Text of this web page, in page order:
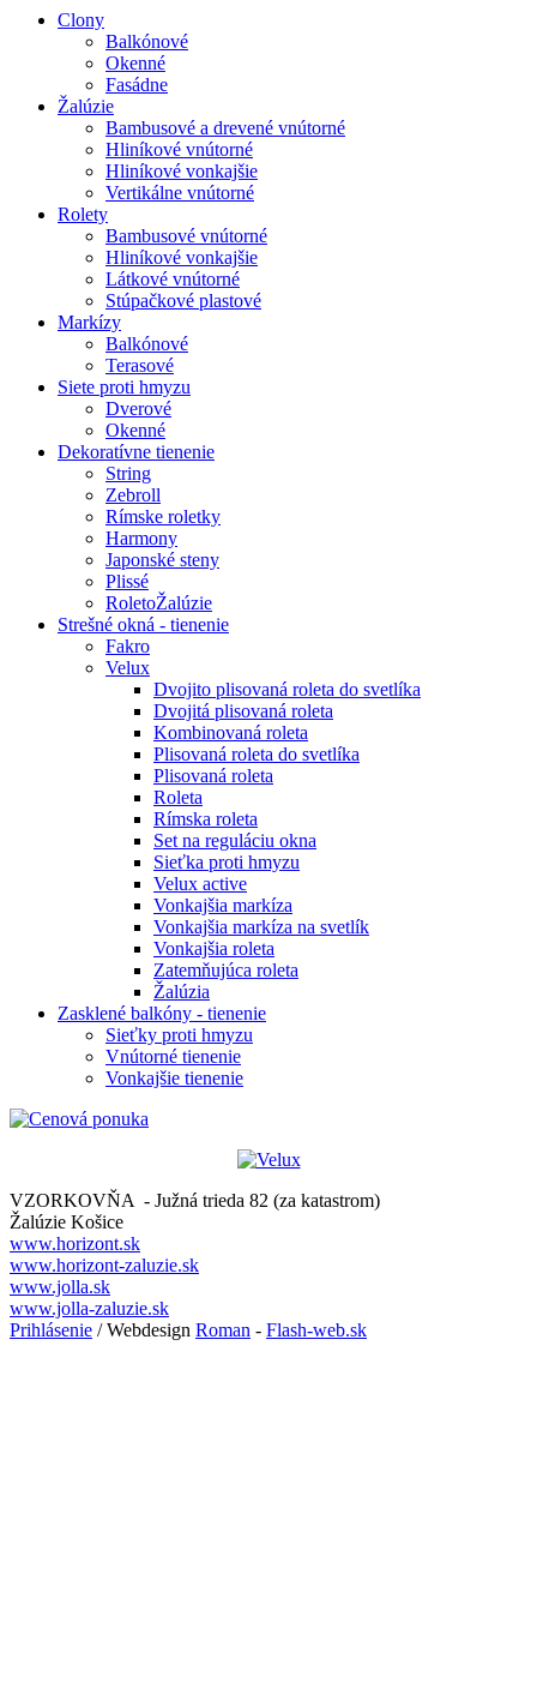
Clony
Balkónové
Okenné
Fasádne
Žalúzie
Bambusové a drevené vnútorné
Hliníkové vnútorné
Hliníkové vonkajšie
Vertikálne vnútorné
Rolety
Bambusové vnútorné
Hliníkové vonkajšie
Látkové vnútorné
Stúpačkové plastové
Markízy
Balkónové
Terasové
Siete proti hmyzu
Dverové
Okenné
Dekoratívne tienenie
String
Zebroll
Rímske roletky
Harmony
Japonské steny
Plissé
RoletoŽalúzie
Strešné okná - tienenie
Fakro
Velux
Dvojito plisovaná roleta do svetlíka
Dvojitá plisovaná roleta
Kombinovaná roleta
Plisovaná roleta do svetlíka
Plisovaná roleta
Roleta
Rímska roleta
Set na reguláciu okna
Sieťka proti hmyzu
Velux active
Vonkajšia markíza
Vonkajšia markíza na svetlík
Vonkajšia roleta
Zatemňujúca roleta
Žalúzia
Zasklené balkóny - tienenie
Sieťky proti hmyzu
Vnútorné tienenie
Vonkajšie tienenie
VZORKOVŇA - Južná trieda 82 (za katastrom)
Žalúzie Košice
www.horizont.sk
www.horizont-zaluzie.sk
www.jolla.sk
www.jolla-zaluzie.sk
Prihlásenie / Webdesign Roman - Flash-web.sk